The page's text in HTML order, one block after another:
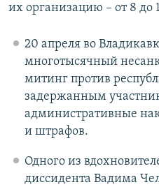
их организацию – от 8 до
20 апреля во
многотысячный
митинг против
задержанным
административные
и штрафов.
Одного из
диссидента Вадима